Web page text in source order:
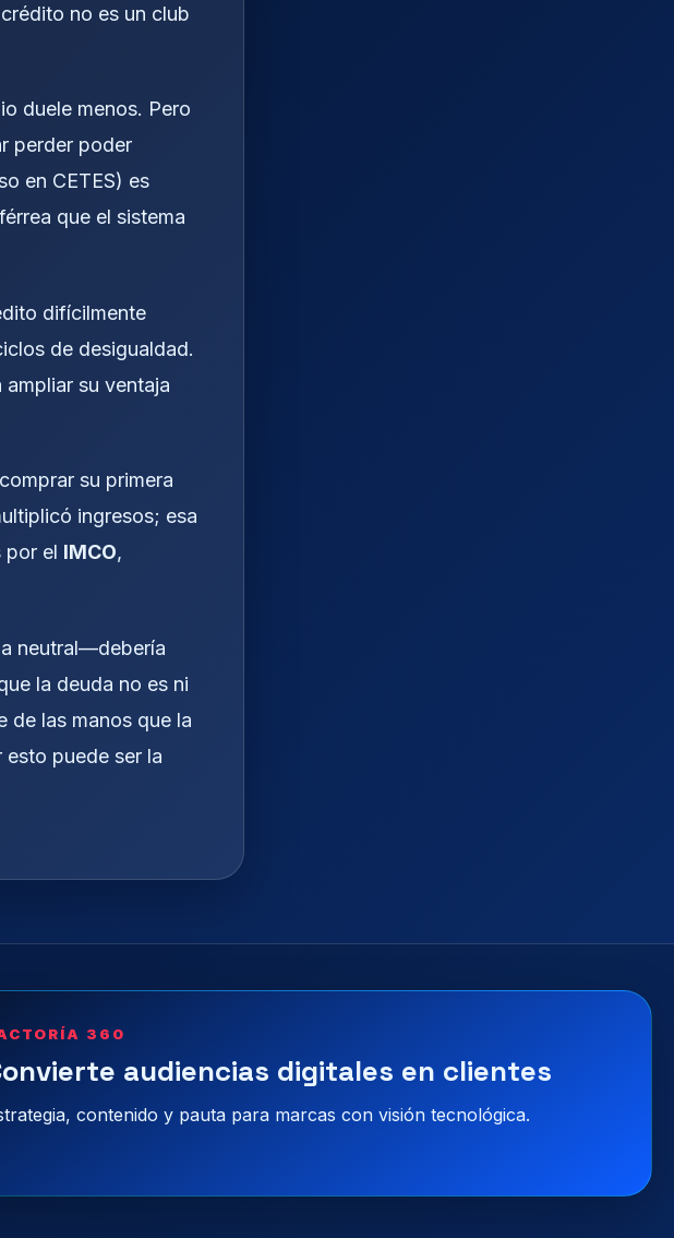
no es un club
duele menos. Pero
perder poder
en CETES) es
que el sistema
difícilmente
de desigualdad.
su ventaja
su primera
ingresos; esa
por el IMCO,
neutral—debería
la deuda no es ni
de las manos que la
esto puede ser la
360
audiencias digitales en clientes
contenido y pauta para marcas con visión tecnológica.